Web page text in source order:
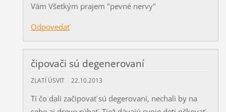
Vám Všetkým prajem "pevné nervy"
Odpovedať
čipovači sú degenerovaní
ZLATÍ ÚSVIT 22.10.2013
Tí čo dali začipovať sú degerovaní, nechali by na